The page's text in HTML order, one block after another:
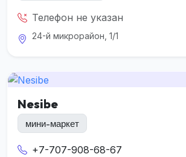
Телефон не указан
24-й микрорайон, 1/1
Nesibe
мини-маркет
+7-707-908-68-67